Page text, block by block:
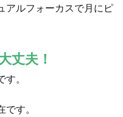
アルフォーカスで月にピ
丈夫！
。
す。